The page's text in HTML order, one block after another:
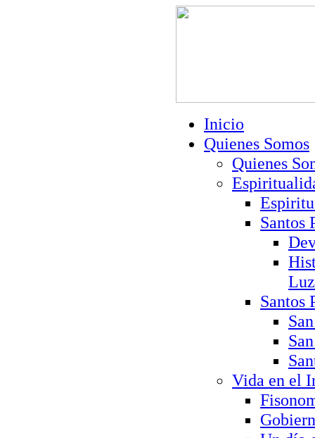
Inicio
Quienes Somos
Quienes
Santos
Luz
Santos
Vida en el